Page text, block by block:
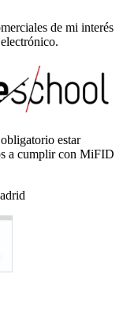
de mi interés
estar
a cumplir con MiFID